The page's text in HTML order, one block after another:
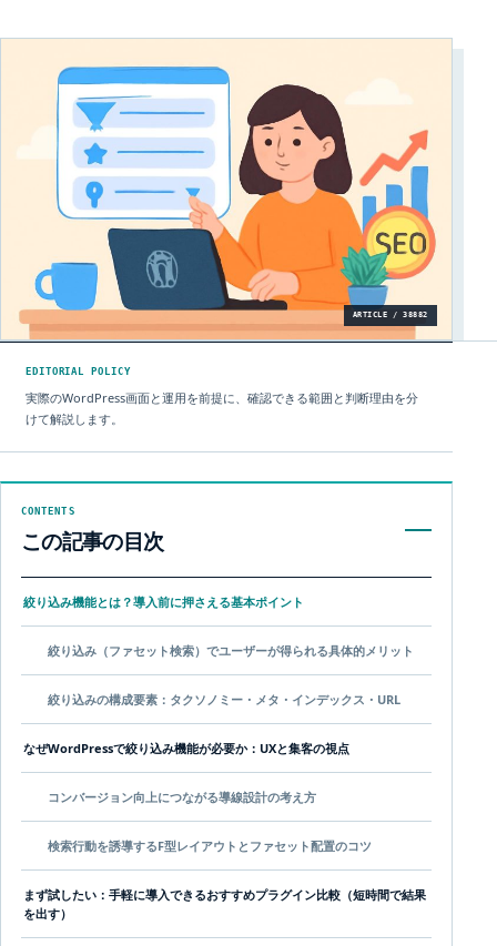
ARTICLE / 38882
EDITORIAL POLICY
実際のWordPress画面と運用を前提に、確認できる範囲と判断理由を分
けて解説します。
CONTENTS
この記事の目次
絞り込み機能とは？導入前に押さえる基本ポイント
絞り込み（ファセット検索）でユーザーが得られる具体的メリット
絞り込みの構成要素：タクソノミー・メタ・インデックス・URL
なぜWordPressで絞り込み機能が必要か：UXと集客の視点
コンバージョン向上につながる導線設計の考え方
検索行動を誘導するF型レイアウトとファセット配置のコツ
まず試したい：手軽に導入できるおすすめプラグイン比較（短時間で結果
を出す）